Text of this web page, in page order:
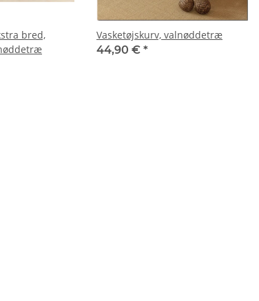
bred,
Vasketøjskurv, valnøddetræ
44,90 € *